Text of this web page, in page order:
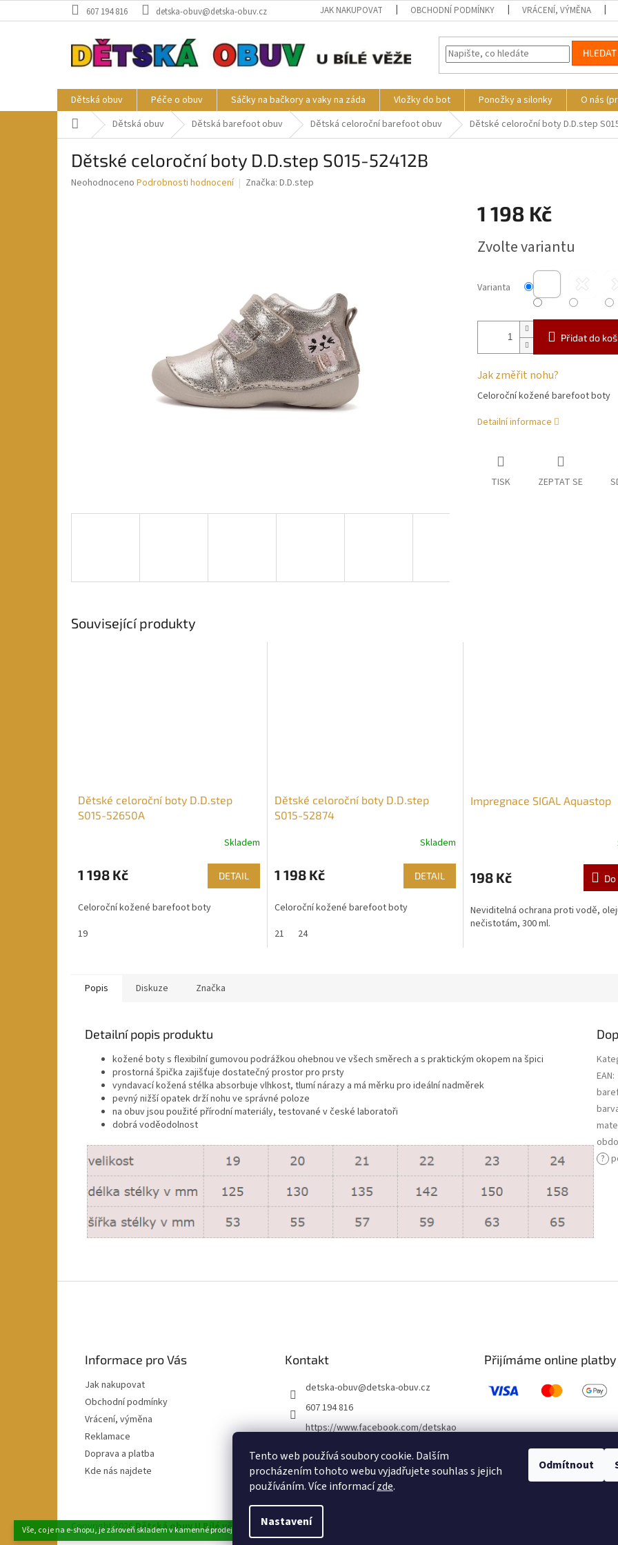
Tento web používá soubory cookie. Dalším
procházením tohoto webu vyjadřujete souhlas s jejich
používáním. Více informacízde.
Nastavení
Odmítnout
na
Vše, co je na e-shopu, je zároveň skladem v kamenné prodejně v Klatovech
607 194 816 detska-obuv@detska-obuv.cz JAK NAKUPOVAT OBCHODNÍ PODMÍNKY VRÁCENÍ, VÝMĚNA
HLEDAT
Dětská obuv Péče o obuv Sáčky na bačkory a vaky na záda Vložky do bot Ponožky a silonky O nás
Domů Dětská obuv Dětská barefoot obuv Dětská celoroční barefoot obuv Dětské celoroční boty D.D.step
Dětské celoroční boty D.D.step S015-52412B
Průměrné
Neohodnoceno Podrobnosti hodnocení Značka: D.D.step
1 198 Kč
cena:
Zvolte variantu
Varianta
Přidat do
Jak změřit nohu?
Celoroční kožené barefoot boty
Detailní informace
TISK ZEPTAT SE
Související produkty
Dětské celoroční boty D.D.step
S015-52650A
Skladem
1 198 Kč DETAIL
Celoroční kožené barefoot boty
19
Dětské celoroční boty D.D.step
S015-52874
Skladem
1 198 Kč DETAIL
Celoroční kožené barefoot boty
21
24
Impregnace SIGAL Aquastop
198 Kč
Neviditelná ochrana proti vodě,
nečistotám, 300 ml.
Popis Diskuze Značka
Detailní popis produktu
kožené boty s flexibilní gumovou podrážkou ohebnou ve všech směrech a s praktickým okopem na špici
prostorná špička zajišťuje dostatečný prostor pro prsty
vyndavací kožená stélka absorbuje vlhkost, tlumí nárazy a má měrku pro ideální nadměrek
pevný nižší opatek drží nohu ve správné poloze
na obuv jsou použité přírodní materiály, testované v české laboratoři
dobrá voděodolnost
EAN:
?
Informace pro Vás
Jak nakupovat
Obchodní podmínky
Vrácení, výměna
Reklamace
Doprava a platba
Kde nás najdete
Kontakt
detska-obuv@detska-obuv.cz
607 194 816
https://www.facebook.com/detskao
detskaobuvubileveze
Přijímáme online platby
Copyright 2026Dětská obuv U Bílé věže . Všechna práva vyhrazena.